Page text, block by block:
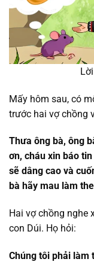
Mấy hôm sau, có
trước hai vợ chồng
Thưa ông bà, ông
ơn, cháu xin báo
sẽ dâng cao và
bà hãy mau làm
Hai vợ chồng nghe
con Dúi. Họ hỏi:
Chúng tôi phải làm